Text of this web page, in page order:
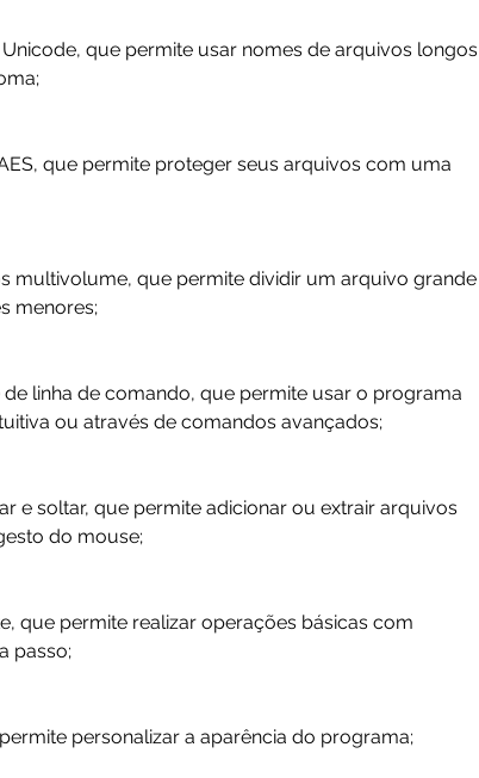
que permite usar nomes de arquivos longos
que permite proteger seus arquivos com uma
multivolume, que permite dividir um arquivo grande
menores;
de linha de comando, que permite usar o programa
ou através de comandos avançados;
e soltar, que permite adicionar ou extrair arquivos
do mouse;
que permite realizar operações básicas com
passo;
personalizar a aparência do programa;